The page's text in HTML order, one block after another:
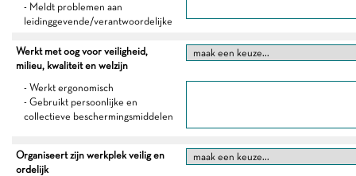
- Meldt problemen aan
leidinggevende/verantwoordelijke
Werkt met oog voor veiligheid,
milieu, kwaliteit en welzijn
- Werkt ergonomisch
- Gebruikt persoonlijke en
collectieve beschermingsmiddelen
Organiseert zijn werkplek veilig en
ordelijk